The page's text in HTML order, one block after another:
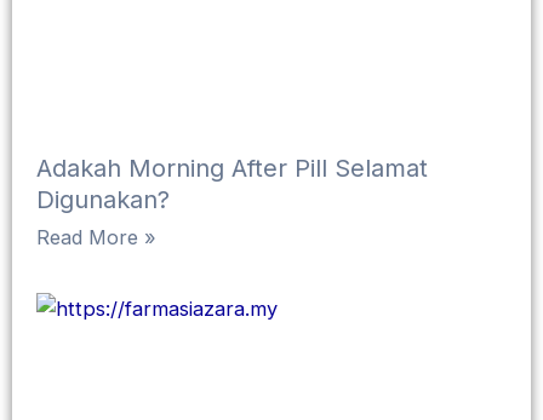
Adakah Morning After Pill Selamat
Digunakan?
Read More »